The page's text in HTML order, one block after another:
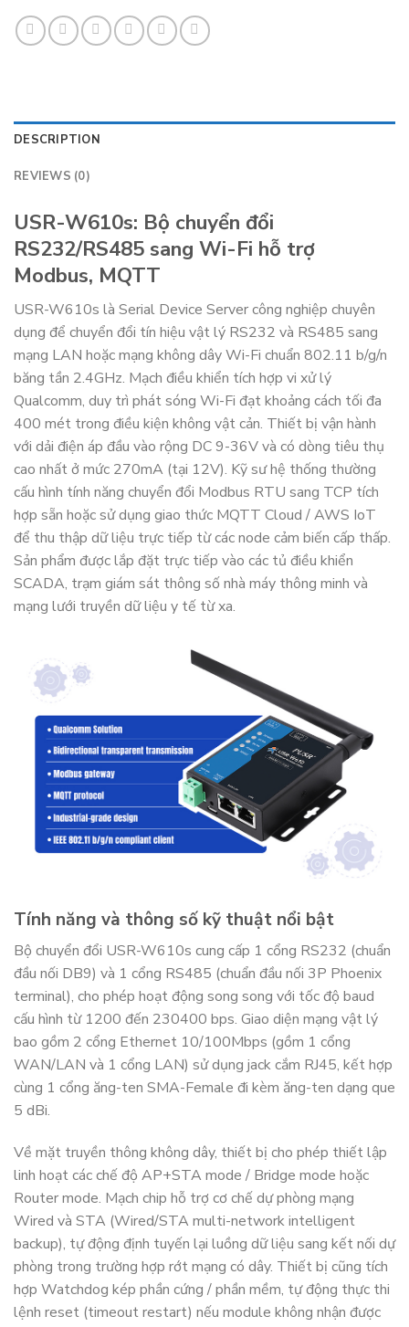
DESCRIPTION
REVIEWS (0)
USR-W610s: Bộ chuyển đổi
RS232/RS485 sang Wi-Fi hỗ trợ
Modbus, MQTT
USR-W610s là Serial Device Server công nghiệp chuyên
dụng để chuyển đổi tín hiệu vật lý RS232 và RS485 sang
mạng LAN hoặc mạng không dây Wi-Fi chuẩn 802.11 b/g/n
băng tần 2.4GHz. Mạch điều khiển tích hợp vi xử lý
Qualcomm, duy trì phát sóng Wi-Fi đạt khoảng cách tối đa
400 mét trong điều kiện không vật cản. Thiết bị vận hành
với dải điện áp đầu vào rộng DC 9-36V và có dòng tiêu thụ
cao nhất ở mức 270mA (tại 12V). Kỹ sư hệ thống thường
cấu hình tính năng chuyển đổi Modbus RTU sang TCP tích
hợp sẵn hoặc sử dụng giao thức MQTT Cloud / AWS IoT
để thu thập dữ liệu trực tiếp từ các node cảm biến cấp thấp.
Sản phẩm được lắp đặt trực tiếp vào các tủ điều khiển
SCADA, trạm giám sát thông số nhà máy thông minh và
mạng lưới truyền dữ liệu y tế từ xa.
Tính năng và thông số kỹ thuật nổi bật
Bộ chuyển đổi USR-W610s cung cấp 1 cổng RS232 (chuẩn
đầu nối DB9) và 1 cổng RS485 (chuẩn đầu nối 3P Phoenix
terminal), cho phép hoạt động song song với tốc độ baud
cấu hình từ 1200 đến 230400 bps. Giao diện mạng vật lý
bao gồm 2 cổng Ethernet 10/100Mbps (gồm 1 cổng
WAN/LAN và 1 cổng LAN) sử dụng jack cắm RJ45, kết hợp
cùng 1 cổng ăng-ten SMA-Female đi kèm ăng-ten dạng que
5 dBi.
Về mặt truyền thông không dây, thiết bị cho phép thiết lập
linh hoạt các chế độ AP+STA mode / Bridge mode hoặc
Router mode. Mạch chip hỗ trợ cơ chế dự phòng mạng
Wired và STA (Wired/STA multi-network intelligent
backup), tự động định tuyến lại luồng dữ liệu sang kết nối dự
phòng trong trường hợp rớt mạng có dây. Thiết bị cũng tích
hợp Watchdog kép phần cứng / phần mềm, tự động thực thi
lệnh reset (timeout restart) nếu module không nhận được